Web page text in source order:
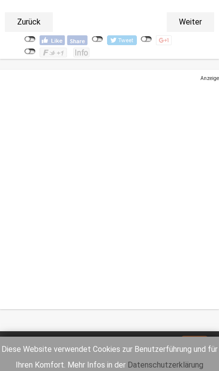
Diese Website verwendet Cookies zur Benutzerführung und für
Ihren Komfort. Mehr Infos in der Datenschutzerklärung
Zurück Weiter
Anzeige